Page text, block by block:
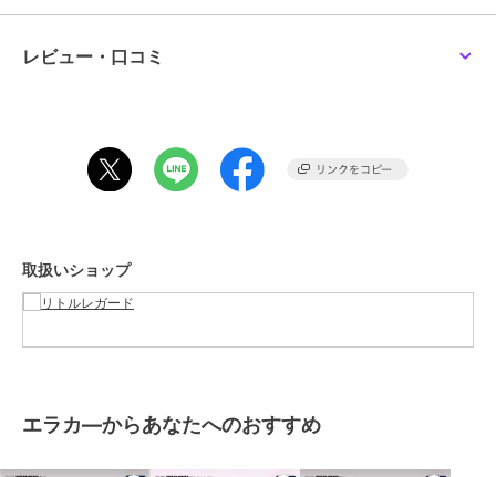
レビュー・口コミ
取扱いショップ
エラカ―からあなたへのおすすめ